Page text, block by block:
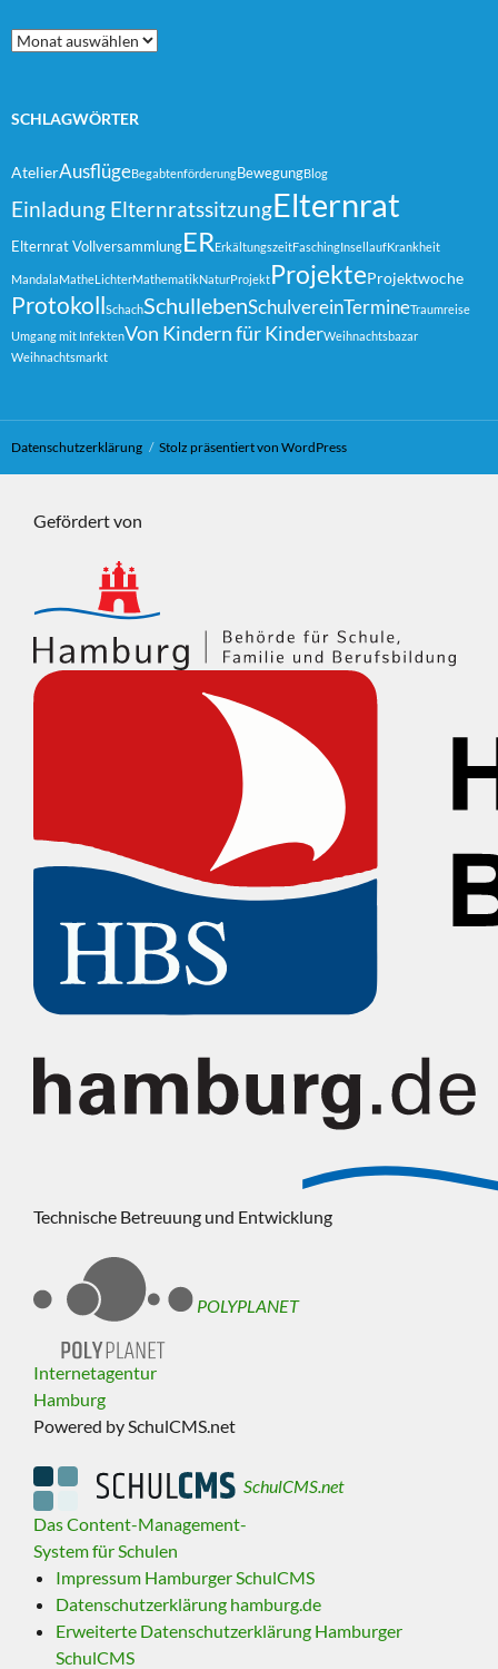
Archiv
SCHLAGWÖRTER
AtelierAusflügeBegabtenförderungBewegungBlog
Einladung ElternratssitzungElternrat
Elternrat VollversammlungERErkältungszeitFaschingInsellaufKrankheit
MandalaMatheLichterMathematikNaturProjektProjekteProjektwoche
ProtokollSchachSchullebenSchulvereinTermineTraumreise
Umgang mit InfektenVon Kindern für KinderWeihnachtsbazar
Weihnachtsmarkt
Datenschutzerklärung Stolz präsentiert von WordPress
Gefördert von
Technische Betreuung und Entwicklung
POLYPLANET
Internetagentur
Hamburg
Powered by SchulCMS.net
SchulCMS.net
Das Content-Management-
System für Schulen
Impressum Hamburger SchulCMS
Datenschutzerklärung hamburg.de
Erweiterte Datenschutzerklärung Hamburger
SchulCMS